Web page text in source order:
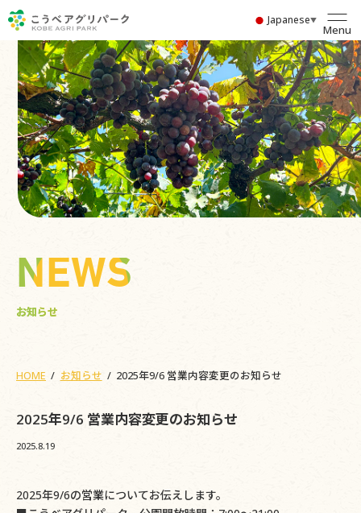
Japanese▼
Menu
NEWS
お知らせ
HOME お知らせ 2025年9/6 営業内容変更のお知らせ
2025年9/6 営業内容変更のお知らせ
2025.8.19
2025年9/6の営業についてお伝えします。